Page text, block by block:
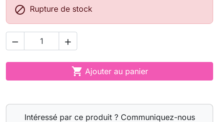
 Rupture de stock
 
 Ajouter au panier
Intéressé par ce produit ? Communiquez-nous